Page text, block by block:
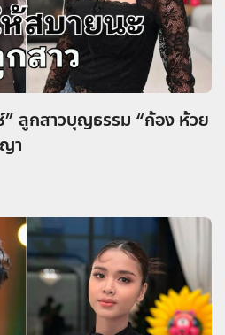
” ลูกสาวบุญธรรม “ก้อง ห้วย
า